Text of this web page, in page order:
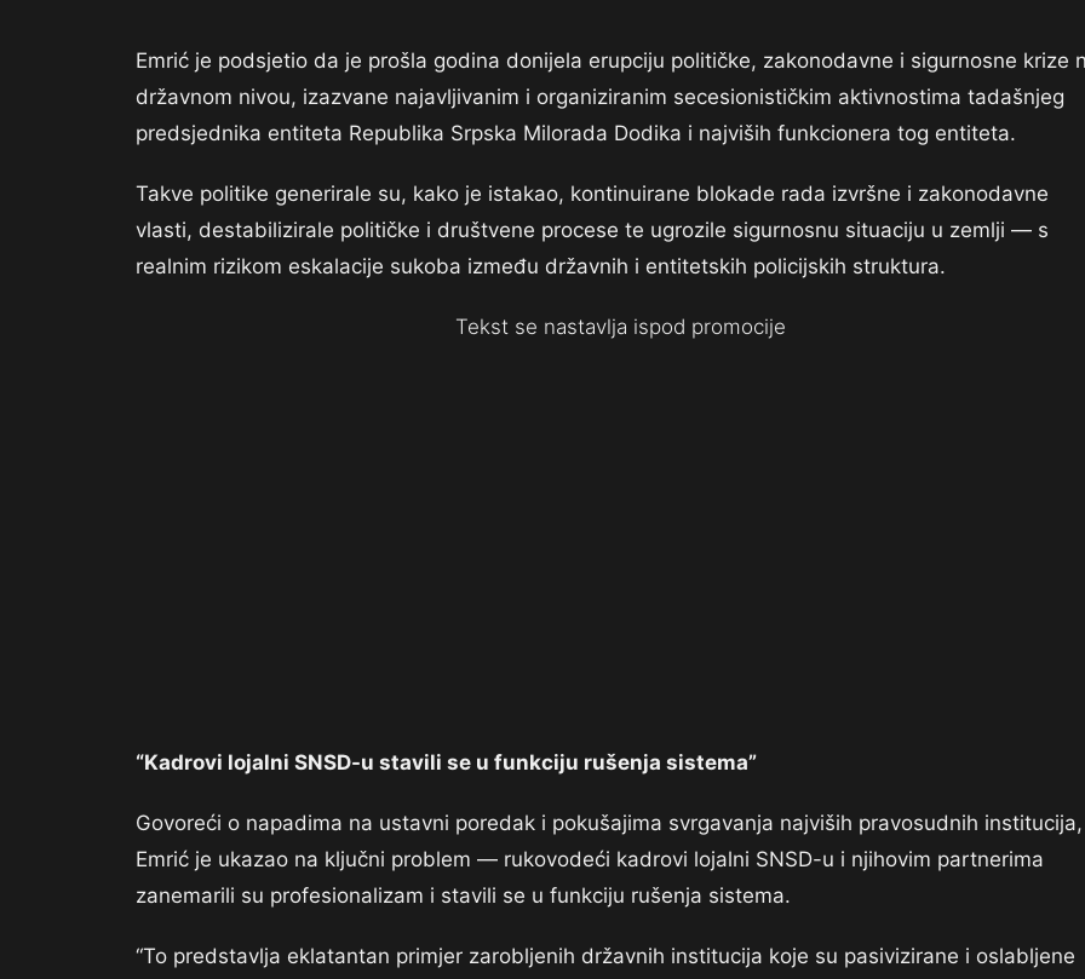
Emrić je podsjetio da je prošla godina donijela erupciju političke, zakonodavne i sigurnosne krize
državnom nivou, izazvane najavljivanim i organiziranim secesionističkim aktivnostima tadašnjeg
predsjednika entiteta Republika Srpska Milorada Dodika i najviših funkcionera tog entiteta.
Takve politike generirale su, kako je istakao, kontinuirane blokade rada izvršne i zakonodavne
vlasti, destabilizirale političke i društvene procese te ugrozile sigurnosnu situaciju u zemlji — s
realnim rizikom eskalacije sukoba između državnih i entitetskih policijskih struktura.
Tekst se nastavlja ispod promocije
“Kadrovi lojalni SNSD-u stavili se u funkciju rušenja sistema”
Govoreći o napadima na ustavni poredak i pokušajima svrgavanja najviših pravosudnih institucija,
Emrić je ukazao na ključni problem — rukovodeći kadrovi lojalni SNSD-u i njihovim partnerima
zanemarili su profesionalizam i stavili se u funkciju rušenja sistema.
“To predstavlja eklatantan primjer zarobljenih državnih institucija koje su pasivizirane i oslabljene